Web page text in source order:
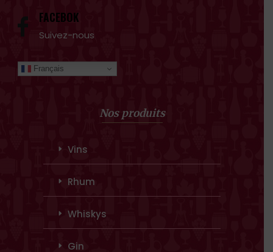
FACEBOK
Suivez-nous
Français
Nos produits
Vins
Rhum
Whiskys
Gin